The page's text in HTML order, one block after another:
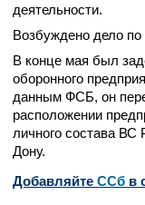
деятельности.
Возбуждено дело по
В конце мая был
оборонного
данным ФСБ, он
расположении
личного состава
Дону.
Добавляйте CСб в